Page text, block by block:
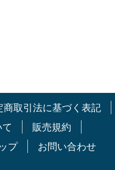
商取引法に基づく表記
販売規約
プ お問い合わせ